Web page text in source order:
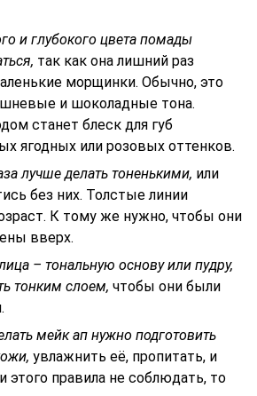
и глубокого цвета помады
так как она лишний раз
морщинки. Обычно, это
и шоколадные тона.
станет блеск для губ
ягодных или розовых оттенков.
лучше делать тоненькими, или
без них. Толстые линии
К тому же нужно, чтобы они
вверх.
– тональную основу или пудру,
тонким слоем, чтобы они были
мейк ап нужно подготовить
увлажнить её, пропитать, и
этого правила не соблюдать, то